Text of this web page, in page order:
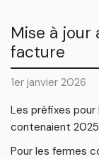
Mise à jour
facture
1er janvier 2026
Les préfixes
contenaient
Pour les fermes